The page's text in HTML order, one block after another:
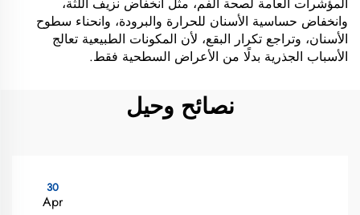
وانخفاض حساسية الأسنان للحرارة والبرودة، وانحناء سطوح
الأسنان، وتراجع تكرار البقع، لأن المكونات الطبيعية تعالج
الأسباب الجذرية بدلًا من الأعراض السطحية فقط.
نصائح وحيل
30
Apr